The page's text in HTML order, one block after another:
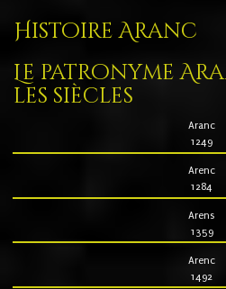
Histoire Aranc
Le patronyme
les siècles
Aranc
1249
Arenc
1284
Arens
1359
Arenc
1492